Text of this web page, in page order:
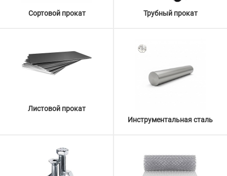
Сортовой прокат Трубный прокат
Листовой прокат
Инструментальная сталь